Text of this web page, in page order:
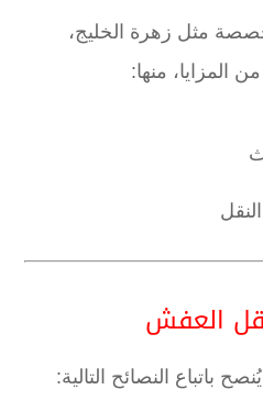
مثل زهرة الخليج،
المزايا، منها:
العفش
باتباع النصائح التالية: